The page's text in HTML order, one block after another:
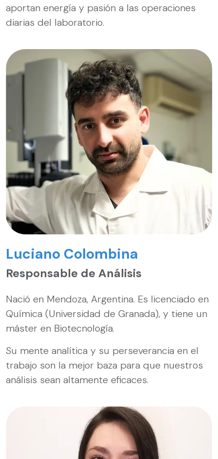
aportan energía y pasión a las operaciones
diarias del laboratorio.
Luciano Colombina
Responsable de Análisis
Nació en Mendoza, Argentina. Es licenciado en
Química (Universidad de Granada), y tiene un
máster en Biotecnología.
Su mente analítica y su perseverancia en el
trabajo son la mejor baza para que nuestros
análisis sean altamente eficaces.